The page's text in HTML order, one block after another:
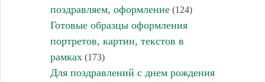
поздравляем, оформление(124)
Готовые образцы оформления
портретов, картин, текстов в
рамках(173)
Для поздравлений с днем рождения